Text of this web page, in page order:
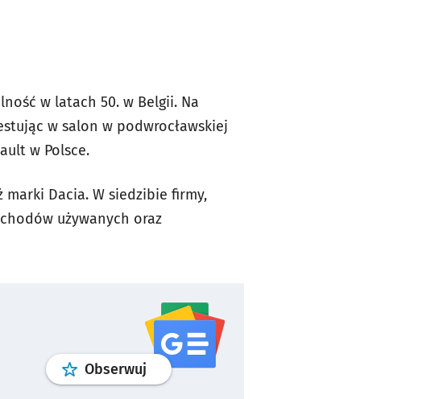
w latach 50. w Belgii. Na
w salon w podwrocławskiej
w Polsce.
Dacia. W siedzibie firmy,
używanych oraz
Obserwuj profilgoogle news